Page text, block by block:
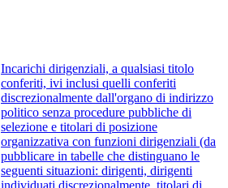
Incarichi dirigenziali, a qualsiasi titolo
conferiti, ivi inclusi quelli conferiti
discrezionalmente dall'organo di indirizzo
politico senza procedure pubbliche di
selezione e titolari di posizione
organizzativa con funzioni dirigenziali (da
pubblicare in tabelle che distinguano le
seguenti situazioni: dirigenti, dirigenti